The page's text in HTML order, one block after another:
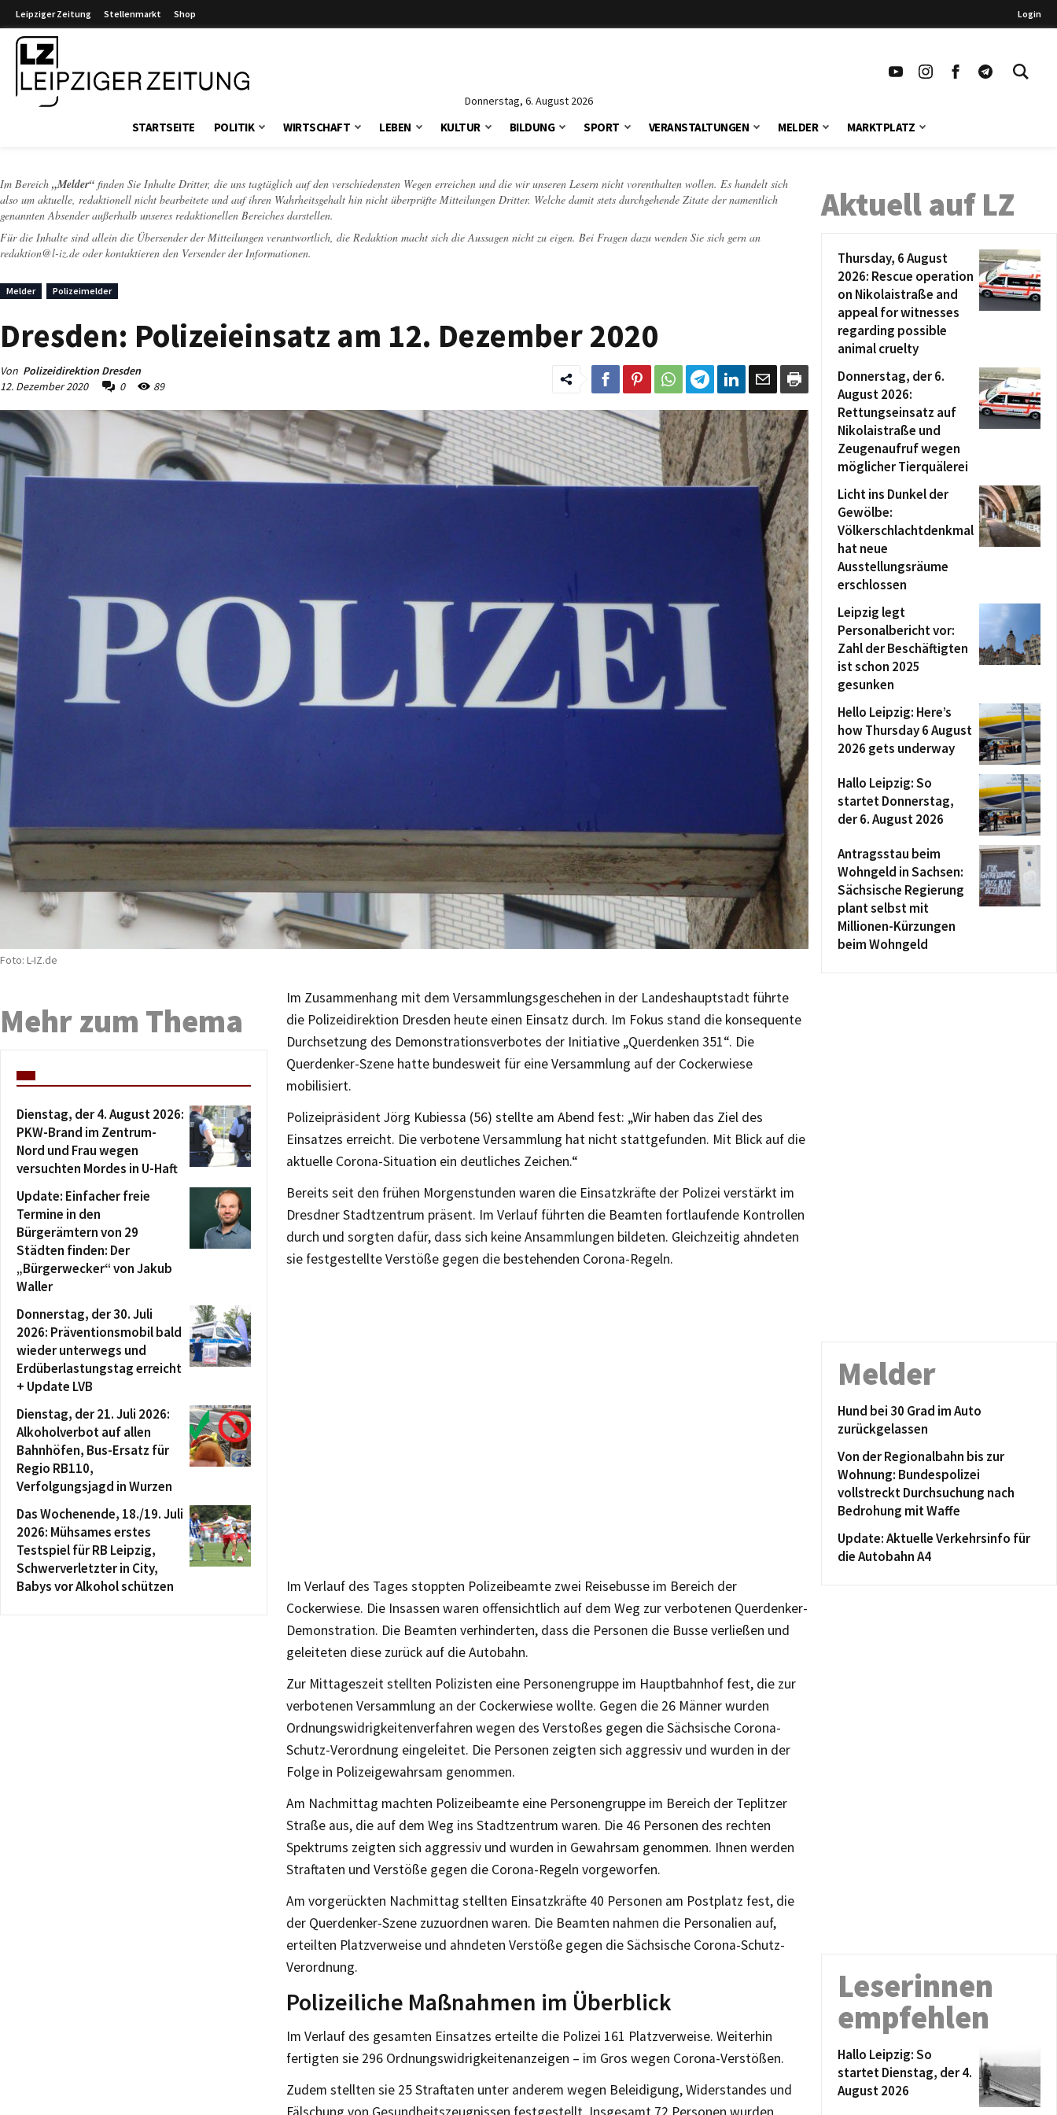
Leipziger Zeitung Stellenmarkt Shop Login
Donnerstag, 6. August 2026
STARTSEITE POLITIK WIRTSCHAFT LEBEN KULTUR BILDUNG SPORT VERANSTALTUNGEN MELDER MARKTPLATZ
Im Bereich „Melder“ finden Sie Inhalte Dritter, die uns tagtäglich auf den verschiedensten Wegen erreichen und die wir unseren Lesern nicht vorenthalten wollen. Es handelt sich
also um aktuelle, redaktionell nicht bearbeitete und auf ihren Wahrheitsgehalt hin nicht überprüfte Mitteilungen Dritter. Welche damit stets durchgehende Zitate der namentlich
genannten Absender außerhalb unseres redaktionellen Bereiches darstellen.
Für die Inhalte sind allein die Übersender der Mitteilungen verantwortlich, die Redaktion macht sich die Aussagen nicht zu eigen. Bei Fragen dazu wenden Sie sich gern an
redaktion@l-iz.de oder kontaktieren den Versender der Informationen.
Melder Polizeimelder
Dresden: Polizeieinsatz am 12. Dezember 2020
Von Polizeidirektion Dresden
12. Dezember 2020
0 89
Foto: L-IZ.de
Im Zusammenhang mit dem Versammlungsgeschehen in der Landeshauptstadt führte
die Polizeidirektion Dresden heute einen Einsatz durch. Im Fokus stand die konsequente
Durchsetzung des Demonstrationsverbotes der Initiative „Querdenken 351“. Die
Querdenker-Szene hatte bundesweit für eine Versammlung auf der Cockerwiese
mobilisiert.
Polizeipräsident Jörg Kubiessa (56) stellte am Abend fest: „Wir haben das Ziel des
Einsatzes erreicht. Die verbotene Versammlung hat nicht stattgefunden. Mit Blick auf die
aktuelle Corona-Situation ein deutliches Zeichen.“
Bereits seit den frühen Morgenstunden waren die Einsatzkräfte der Polizei verstärkt im
Dresdner Stadtzentrum präsent. Im Verlauf führten die Beamten fortlaufende Kontrollen
durch und sorgten dafür, dass sich keine Ansammlungen bildeten. Gleichzeitig ahndeten
sie festgestellte Verstöße gegen die bestehenden Corona-Regeln.
Im Verlauf des Tages stoppten Polizeibeamte zwei Reisebusse im Bereich der
Cockerwiese. Die Insassen waren offensichtlich auf dem Weg zur verbotenen Querdenker-
Demonstration. Die Beamten verhinderten, dass die Personen die Busse verließen und
geleiteten diese zurück auf die Autobahn.
Zur Mittageszeit stellten Polizisten eine Personengruppe im Hauptbahnhof fest, die zur
verbotenen Versammlung an der Cockerwiese wollte. Gegen die 26 Männer wurden
Ordnungswidrigkeitenverfahren wegen des Verstoßes gegen die Sächsische Corona-
Schutz-Verordnung eingeleitet. Die Personen zeigten sich aggressiv und wurden in der
Folge in Polizeigewahrsam genommen.
Am Nachmittag machten Polizeibeamte eine Personengruppe im Bereich der Teplitzer
Straße aus, die auf dem Weg ins Stadtzentrum waren. Die 46 Personen des rechten
Spektrums zeigten sich aggressiv und wurden in Gewahrsam genommen. Ihnen werden
Straftaten und Verstöße gegen die Corona-Regeln vorgeworfen.
Am vorgerückten Nachmittag stellten Einsatzkräfte 40 Personen am Postplatz fest, die
der Querdenker-Szene zuzuordnen waren. Die Beamten nahmen die Personalien auf,
erteilten Platzverweise und ahndeten Verstöße gegen die Sächsische Corona-Schutz-
Verordnung.
Polizeiliche Maßnahmen im Überblick
Im Verlauf des gesamten Einsatzes erteilte die Polizei 161 Platzverweise. Weiterhin
fertigten sie 296 Ordnungswidrigkeitenanzeigen – im Gros wegen Corona-Verstößen.
Zudem stellten sie 25 Straftaten unter anderem wegen Beleidigung, Widerstandes und
Mehr zum Thema
Dienstag, der 4. August 2026:
PKW-Brand im Zentrum-
Nord und Frau wegen
versuchten Mordes in U-Haft
Update: Einfacher freie
Termine in den
Bürgerämtern von 29
Städten finden: Der
„Bürgerwecker“ von Jakub
Waller
Donnerstag, der 30. Juli
2026: Präventionsmobil bald
wieder unterwegs und
Erdüberlastungstag erreicht
+ Update LVB
Dienstag, der 21. Juli 2026:
Alkoholverbot auf allen
Bahnhöfen, Bus-Ersatz für
Regio RB110,
Verfolgungsjagd in Wurzen
Das Wochenende, 18./19. Juli
2026: Mühsames erstes
Testspiel für RB Leipzig,
Schwerverletzter in City,
Babys vor Alkohol schützen
Aktuell auf LZ
Thursday, 6 August
2026: Rescue operation
on Nikolaistraße and
appeal for witnesses
regarding possible
animal cruelty
Donnerstag, der 6.
August 2026:
Rettungseinsatz auf
Nikolaistraße und
Zeugenaufruf wegen
möglicher Tierquälerei
Licht ins Dunkel der
Gewölbe:
Völkerschlachtdenkmal
hat neue
Ausstellungsräume
erschlossen
Leipzig legt
Personalbericht vor:
Zahl der Beschäftigten
ist schon 2025
gesunken
Hello Leipzig: Here’s
how Thursday 6 August
2026 gets underway
Hallo Leipzig: So
startet Donnerstag,
der 6. August 2026
Antragsstau beim
Wohngeld in Sachsen:
Sächsische Regierung
plant selbst mit
Millionen-Kürzungen
beim Wohngeld
Melder
Hund bei 30 Grad im Auto
zurückgelassen
Von der Regionalbahn bis zur
Wohnung: Bundespolizei
vollstreckt Durchsuchung nach
Bedrohung mit Waffe
Update: Aktuelle Verkehrsinfo für
die Autobahn A4
Leserinnen
empfehlen
Hallo Leipzig: So
startet Dienstag, der 4.
August 2026